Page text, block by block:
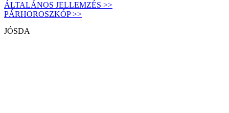
ÁLTALÁNOS JELLEMZÉS >>
PÁRHOROSZKÓP >>
JÓSDA